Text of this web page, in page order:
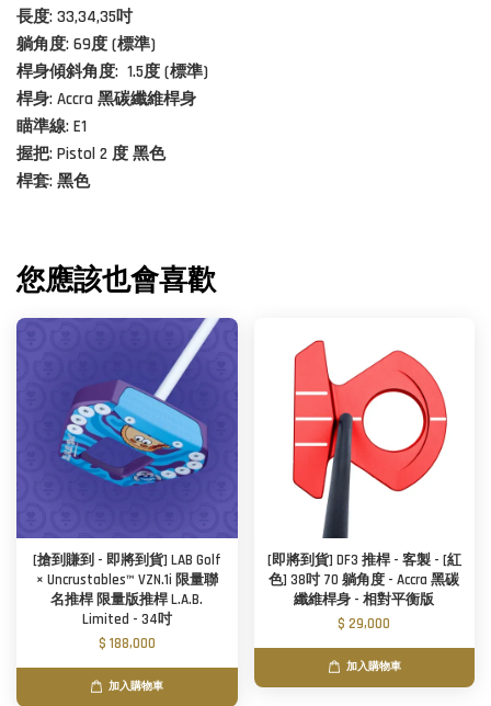
長度: 33,34,35吋
躺角度: 69度 (標準)
桿身傾斜角度: 1.5度 (標準)
桿身: Accra 黑碳纖維桿身
瞄準線: E1
握把: Pistol 2 度 黑色
桿套: 黑色
您應該也會喜歡
[搶到賺到 - 即將到貨] LAB Golf
× Uncrustables™ VZN.1i 限量聯
名推桿 限量版推桿 L.A.B.
Limited - 34吋
$ 188,000
加入購物車
[即將到貨] DF3 推桿 - 客製 - [紅
色] 38吋 70 躺角度 - Accra 黑碳
纖維桿身 - 相對平衡版
$ 29,000
加入購物車